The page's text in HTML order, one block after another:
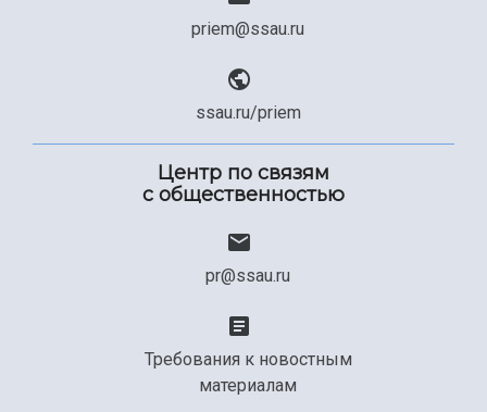
priem@ssau.ru
ssau.ru/priem
Центр по связям
с общественностью
pr@ssau.ru
Требования к новостным
материалам